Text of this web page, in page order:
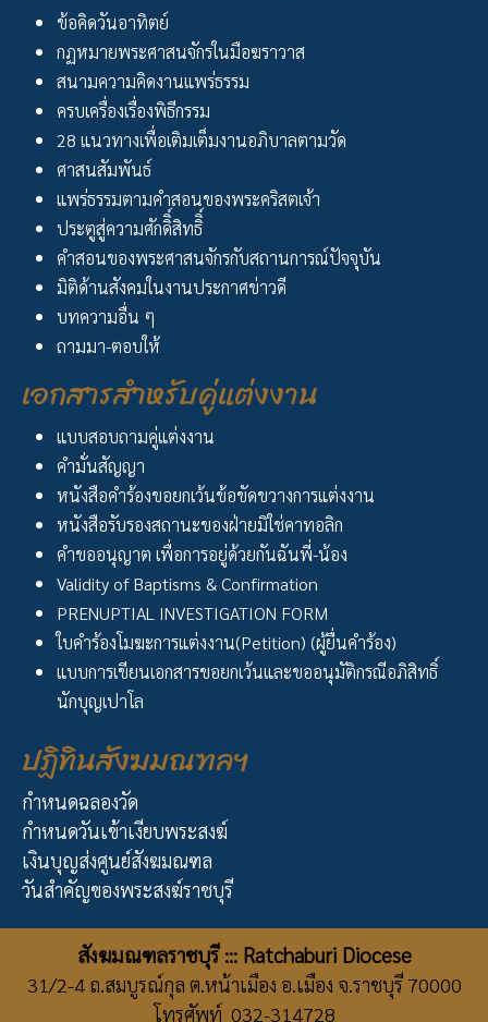
ข้อคิดวันอาทิตย์
กฏหมายพระศาสนจักรในมือฆราวาส
สนามความคิดงานแพร่ธรรม
ครบเครื่องเรื่องพิธีกรรม
28 แนวทางเพื่อเติมเต็มงานอภิบาลตามวัด
ศาสนสัมพันธ์
แพร่ธรรมตามคำสอนของพระคริสตเจ้า
ประตูสู่ความศักดิิ์สิทธิิ์
คำสอนของพระศาสนจักรกับสถานการณ์ปัจจุบัน
มิติด้านสังคมในงานประกาศข่าวดี
บทความอื่น ๆ
ถามมา-ตอบให้
เอกสารสำหรับคู่แต่งงาน
แบบสอบถามคู่แต่งงาน
คำมั่นสัญญา
หนังสือคำร้องขอยกเว้นข้อขัดขวางการแต่งงาน
หนังสือรับรองสถานะของฝ่ายมิใช่คาทอลิก
คำขออนุญาต เพื่อการอยู่ด้วยกันฉันพี่-น้อง
Validity of Baptisms & Confirmation
PRENUPTIAL INVESTIGATION FORM
ใบคำร้องโมฆะการแต่งงาน(Petition) (ผู้ยื่นคำร้อง)
แบบการเขียนเอกสารขอยกเว้นและขออนุมัติกรณีอภิสิทธิ์
นักบุญเปาโล
ปฏิทินสังฆมณฑลฯ
กำหนดฉลองวัด
กำหนดวันเข้าเงียบพระสงฆ์
เงินบุญส่งศูนย์สังฆมณฑล
วันสำคัญของพระสงฆ์ราชบุรี
สังฆมณฑลราชบุรี ::: Ratchaburi Diocese
31/2-4 ถ.สมบูรณ์กุล ต.หน้าเมือง อ.เมือง จ.ราชบุรี 70000
โทรศัพท์ 032-314728